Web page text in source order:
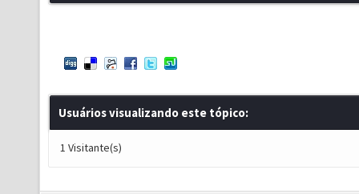
Usuários visualizando este tópico:
1 Visitante(s)